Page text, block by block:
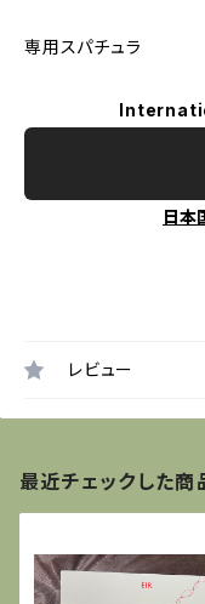
専用スパチュラ
日本
レビュー
最近チェックした商